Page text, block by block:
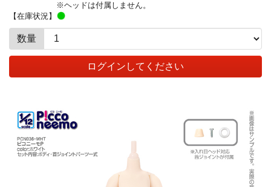
※ヘッドは付属しません。
【在庫状況】
数量
ログインしてください